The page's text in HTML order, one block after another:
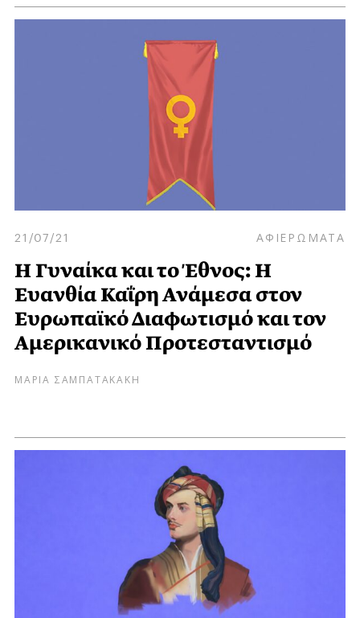
21/07/21 ΑΦΙΕΡΩΜΑΤΑ
Η Γυναίκα και το Έθνος: Η
Ευανθία Καΐρη Ανάμεσα στον
Ευρωπαϊκό Διαφωτισμό και τον
Αμερικανικό Προτεσταντισμό
ΜΑΡΙΑ ΣΑΜΠΑΤΑΚΑΚΗ